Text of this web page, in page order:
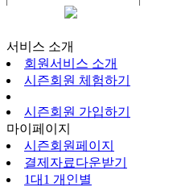
서비스 소개
회원서비스 소개
시즌회원 체험하기
시즌회원 가입하기
마이페이지
시즌회원페이지
결제자료다운받기
1대1 개인별